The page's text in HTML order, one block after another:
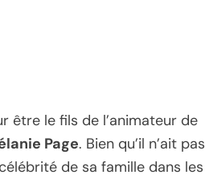
être le fils de l’animateur de
Page. Bien qu’il n’ait pas
de sa famille dans les